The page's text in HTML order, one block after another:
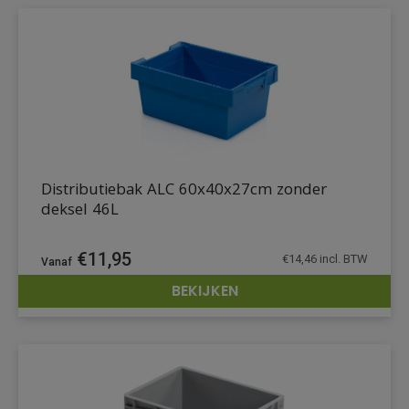
DETAILS
Distributiebak ALC 60x40x27cm zonder
deksel 46L
€11,95 €14,46 incl. BTW
BEKIJKEN